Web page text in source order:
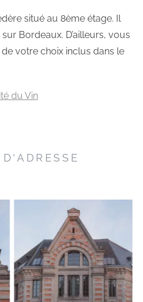
situé au 8ème étage. Il
Bordeaux. D’ailleurs, vous
votre choix inclus dans le
du Vin